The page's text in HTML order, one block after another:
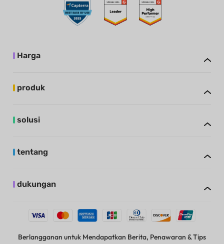
Harga
produk
solusi
tentang
dukungan
Berlangganan untuk Mendapatkan Berita, Penawaran & Tips